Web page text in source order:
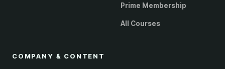
Prime Membership
All Courses
COMPANY & CONTENT